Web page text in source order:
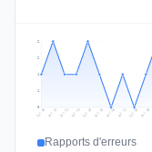
1
1
2
2
Jul 10 Jul 11 Jul 12 Jul 13 Jul 14 Jul 15 Jul 16 Jul 17 Jul 18 Jul 19
Rapports d'erreurs